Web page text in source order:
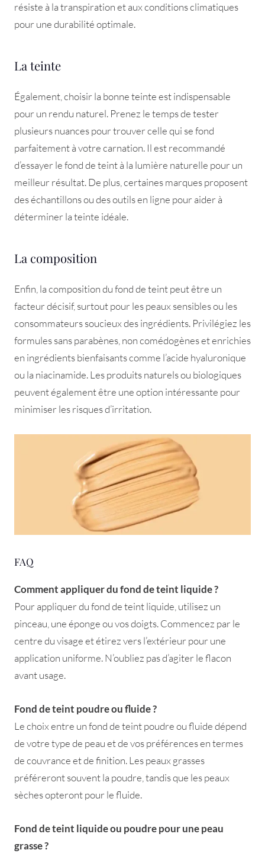
résiste à la transpiration et aux conditions climatiques
pour une durabilité optimale.
La teinte
Également, choisir la bonne teinte est indispensable
pour un rendu naturel. Prenez le temps de tester
plusieurs nuances pour trouver celle qui se fond
parfaitement à votre carnation. Il est recommandé
d’essayer le fond de teint à la lumière naturelle pour un
meilleur résultat. De plus, certaines marques proposent
des échantillons ou des outils en ligne pour aider à
déterminer la teinte idéale.
La composition
Enfin, la composition du fond de teint peut être un
facteur décisif, surtout pour les peaux sensibles ou les
consommateurs soucieux des ingrédients. Privilégiez les
formules sans parabènes, non comédogènes et enrichies
en ingrédients bienfaisants comme l’acide hyaluronique
ou la niacinamide. Les produits naturels ou biologiques
peuvent également être une option intéressante pour
minimiser les risques d’irritation.
FAQ
Comment appliquer du fond de teint liquide ?
Pour appliquer du fond de teint liquide, utilisez un
pinceau, une éponge ou vos doigts. Commencez par le
centre du visage et étirez vers l’extérieur pour une
application uniforme. N’oubliez pas d’agiter le flacon
avant usage.
Fond de teint poudre ou fluide ?
Le choix entre un fond de teint poudre ou fluide dépend
de votre type de peau et de vos préférences en termes
de couvrance et de finition. Les peaux grasses
préféreront souvent la poudre, tandis que les peaux
sèches opteront pour le fluide.
Fond de teint liquide ou poudre pour une peau
grasse ?